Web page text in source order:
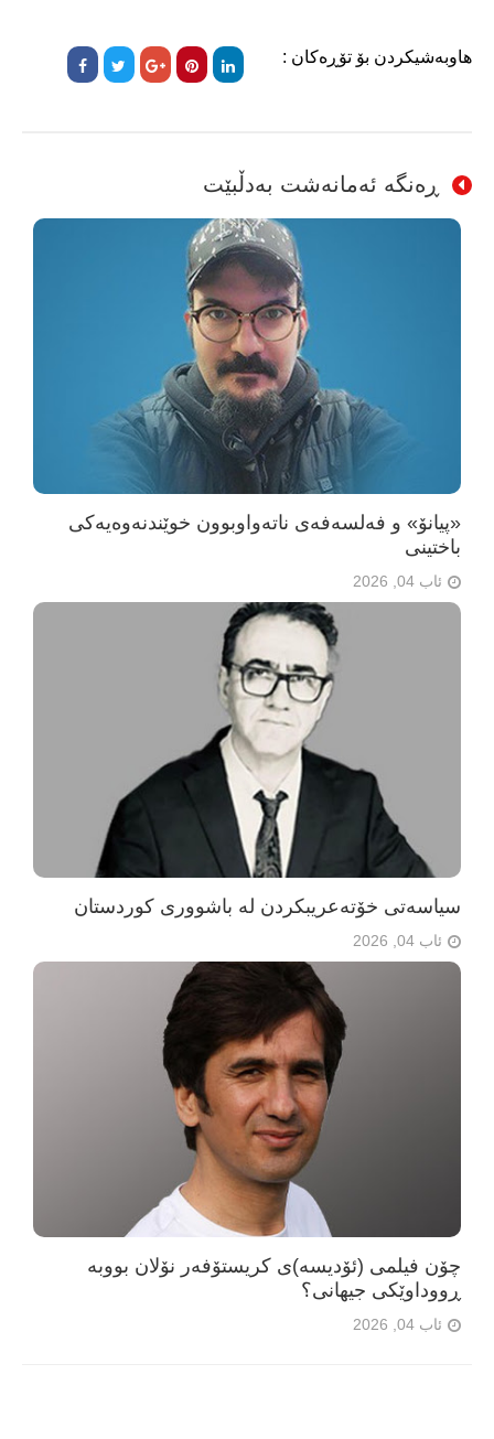
هاوبەشیکردن بۆ تۆڕەکان :
ڕەنگە ئەمانەشت بەدڵبێت
«پیانۆ» و فەلسەفەی ناتەواوبوون خوێندنەوەیەکی
باختینی
ئاب 04, 2026
سیاسەتی خۆتەعریبکردن لە باشووری کوردستان
ئاب 04, 2026
چۆن فیلمی (ئۆدیسە)ی کریستۆفەر نۆلان بووبە
ڕووداوێکی جیهانی؟
ئاب 04, 2026